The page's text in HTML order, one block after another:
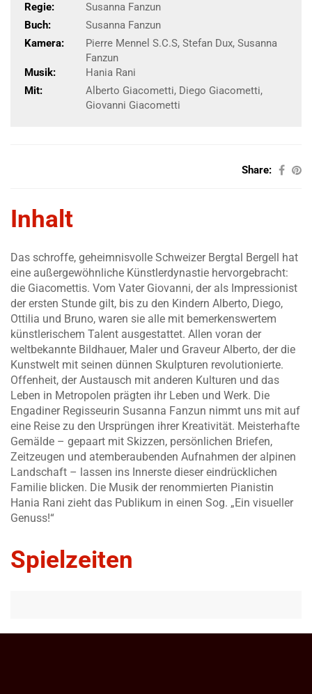
Regie:
Susanna Fanzun
Buch:
Susanna Fanzun
Kamera:
Pierre Mennel S.C.S, Stefan Dux, Susanna
Fanzun
Musik:
Hania Rani
Mit:
Alberto Giacometti, Diego Giacometti,
Giovanni Giacometti
Share:
Inhalt
Das schroffe, geheimnisvolle Schweizer Bergtal Bergell hat
eine außergewöhnliche Künstlerdynastie hervorgebracht:
die Giacomettis. Vom Vater Giovanni, der als Impressionist
der ersten Stunde gilt, bis zu den Kindern Alberto, Diego,
Ottilia und Bruno, waren sie alle mit bemerkenswertem
künstlerischem Talent ausgestattet. Allen voran der
weltbekannte Bildhauer, Maler und Graveur Alberto, der die
Kunstwelt mit seinen dünnen Skulpturen revolutionierte.
Offenheit, der Austausch mit anderen Kulturen und das
Leben in Metropolen prägten ihr Leben und Werk. Die
Engadiner Regisseurin Susanna Fanzun nimmt uns mit auf
eine Reise zu den Ursprüngen ihrer Kreativität. Meisterhafte
Gemälde – gepaart mit Skizzen, persönlichen Briefen,
Zeitzeugen und atemberaubenden Aufnahmen der alpinen
Landschaft – lassen ins Innerste dieser eindrücklichen
Familie blicken. Die Musik der renommierten Pianistin
Hania Rani zieht das Publikum in einen Sog. „Ein visueller
Genuss!“
Spielzeiten